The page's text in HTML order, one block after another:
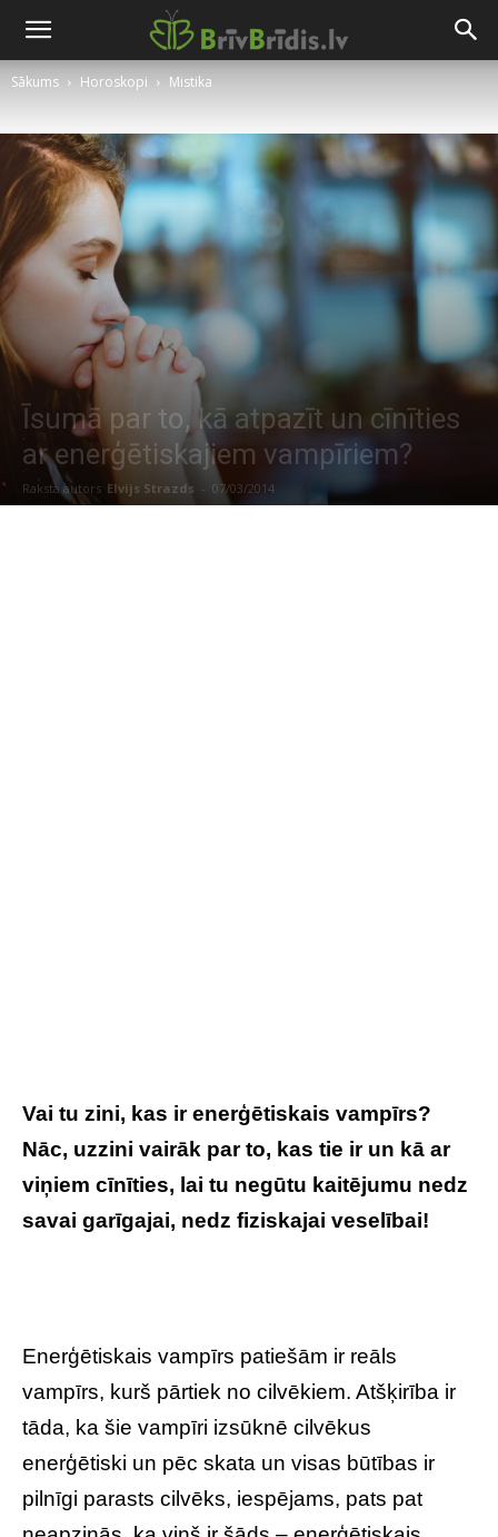
Sākums Horoskopi Mistika
Īsumā par to, kā atpazīt un cīnīties
ar enerģētiskajiem vampīriem?
Raksta autors Elvijs Strazds - 07/03/2014
Vai tu zini, kas ir enerģētiskais vampīrs?
Nāc, uzzini vairāk par to, kas tie ir un kā ar
viņiem cīnīties, lai tu negūtu kaitējumu nedz
savai garīgajai, nedz fiziskajai veselībai!
Enerģētiskais vampīrs patiešām ir reāls
vampīrs, kurš pārtiek no cilvēkiem. Atšķirība ir
tāda, ka šie vampīri izsūknē cilvēkus
enerģētiski un pēc skata un visas būtības ir
pilnīgi parasts cilvēks, iespējams, pats pat